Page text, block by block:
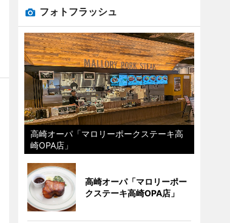
フォトフラッシュ
高崎オーパ「マロリーポークステーキ高
崎OPA店」
高崎オーパ「マロリーポー
クステーキ高崎OPA店」